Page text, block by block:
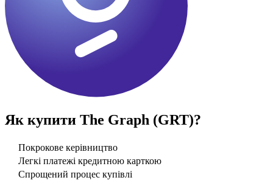
Як купити The Graph (GRT)?
Покрокове керівництво
Легкі платежі кредитною карткою
Спрощений процес купівлі